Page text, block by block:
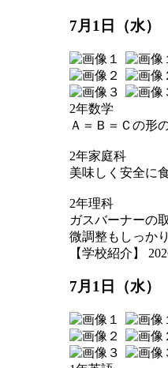
7月1日（水
2年数学
Ａ＝Ｂ＝Ｃの形
2年家庭科
美味しく安全に
2年理科
ガスバーナーの
微調整もしっか
【学校紹介】
7月1日（水